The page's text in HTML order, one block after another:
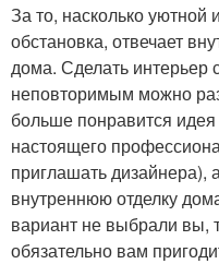
За то, насколько уютной
обстановка, отвечает
дома. Сделать интерьер
неповторимым можно
больше понравится
настоящего
приглашать дизайнера),
внутреннюю отделку
вариант не выбрали вы,
обязательно вам